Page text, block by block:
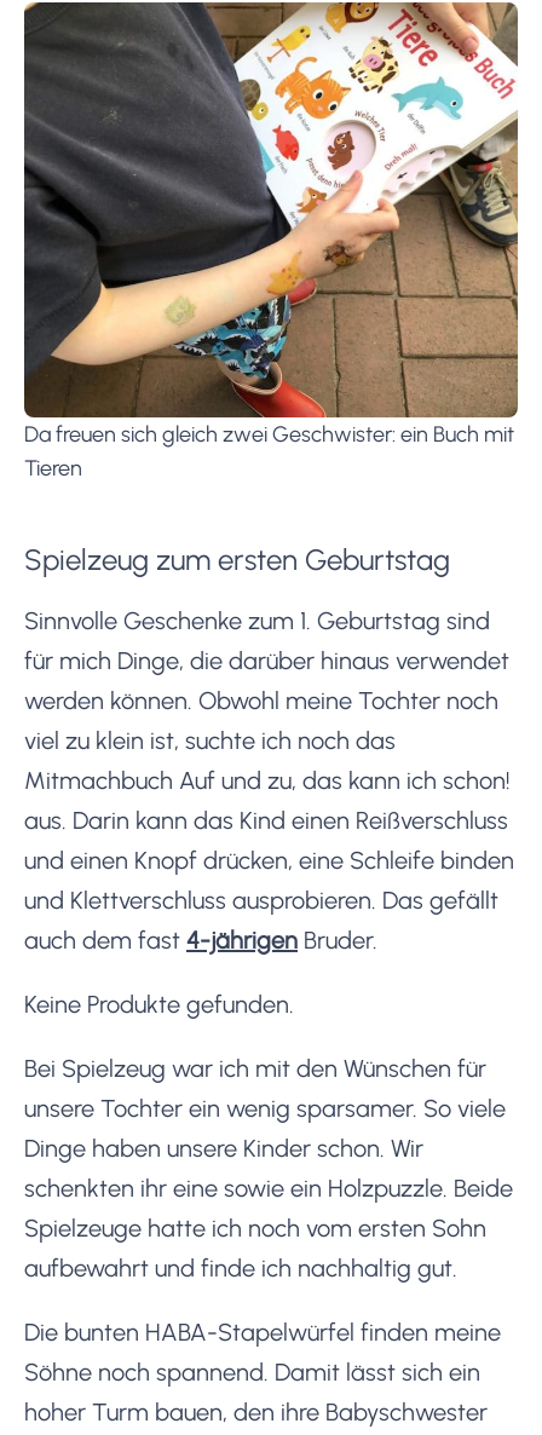
Da freuen sich gleich zwei Geschwister: ein Buch mit
Tieren
Spielzeug zum ersten Geburtstag
Sinnvolle Geschenke zum 1. Geburtstag sind
für mich Dinge, die darüber hinaus verwendet
werden können. Obwohl meine Tochter noch
viel zu klein ist, suchte ich noch das
Mitmachbuch Auf und zu, das kann ich schon!
aus. Darin kann das Kind einen Reißverschluss
und einen Knopf drücken, eine Schleife binden
und Klettverschluss ausprobieren. Das gefällt
auch dem fast 4-jährigen Bruder.
Keine Produkte gefunden.
Bei Spielzeug war ich mit den Wünschen für
unsere Tochter ein wenig sparsamer. So viele
Dinge haben unsere Kinder schon. Wir
schenkten ihr eine sowie ein Holzpuzzle. Beide
Spielzeuge hatte ich noch vom ersten Sohn
aufbewahrt und finde ich nachhaltig gut.
Die bunten HABA-Stapelwürfel finden meine
Söhne noch spannend. Damit lässt sich ein
hoher Turm bauen, den ihre Babyschwester